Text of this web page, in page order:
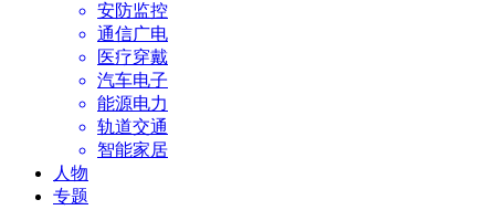
安防监控
通信广电
医疗穿戴
汽车电子
能源电力
轨道交通
智能家居
人物
专题